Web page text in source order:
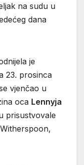
na sudu u
dana
je
23. prosinca
vjenčao u
oca Lennyja
prisustvovale